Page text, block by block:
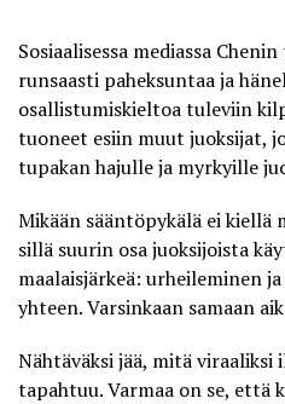
Sosiaalisessa mediassa
runsaasti paheksuntaa ja
osallistumiskieltoa tuleviin
tuoneet esiin muut juoksijat,
tupakan hajulle ja myrkyille
Mikään sääntöpykälä ei
sillä suurin osa juoksijoista
maalaisjärkeä: urheileminen
yhteen. Varsinkaan samaan
Nähtäväksi jää, mitä viraaliksi
tapahtuu. Varmaa on se, että